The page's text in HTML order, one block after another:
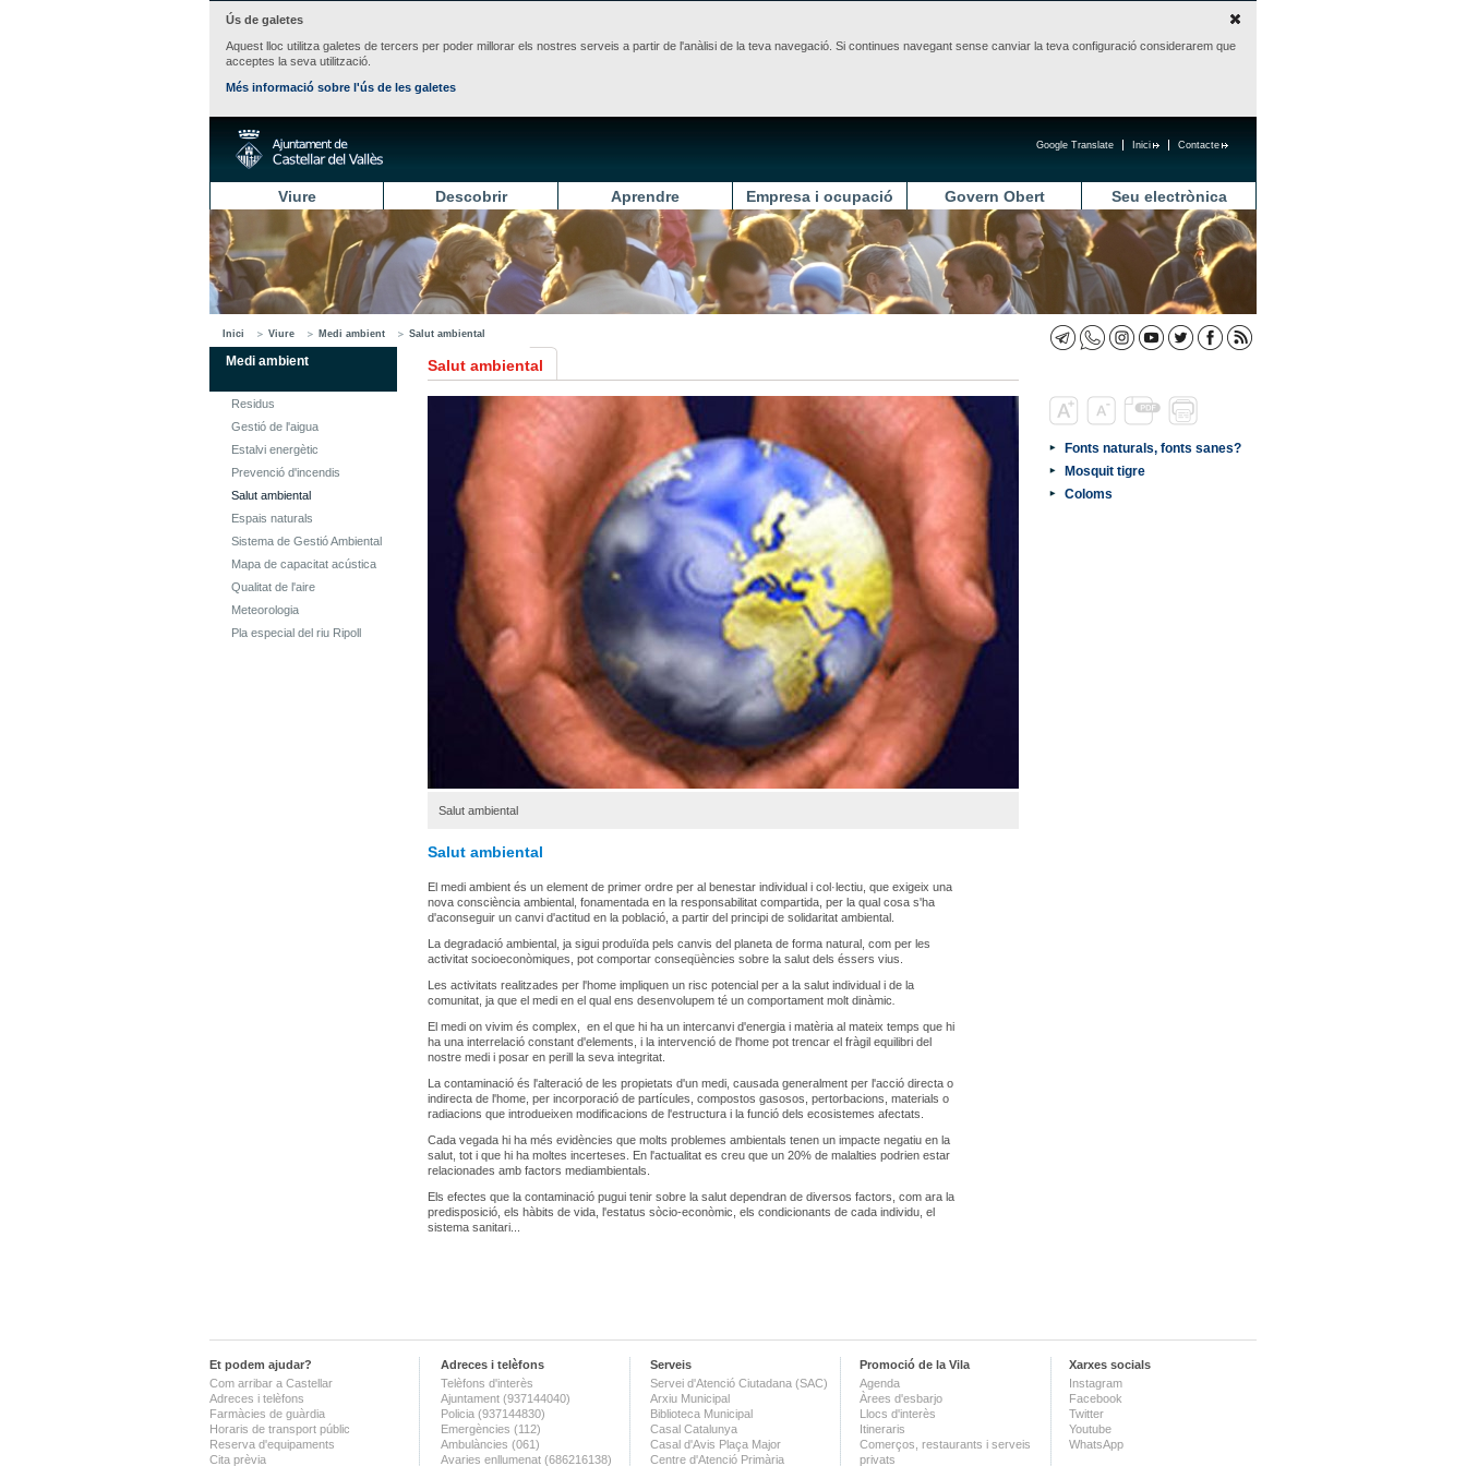
Ús de galetes
Aquest lloc utilitza galetes de tercers per poder millorar els nostres serveis a partir de l'anàlisi de la teva navegació. Si continues navegant sense canviar la teva configuració considerarem que
acceptes la seva utilització.
Més informació sobre l'ús de les galetes
Contacte
Inici
Google Translate
Viure Descobrir Aprendre Empresa i ocupació Govern Obert Seu electrònica
Inici Viure Medi ambient Salut ambiental
Medi ambient
Residus
Gestió de l'aigua
Estalvi energètic
Prevenció d'incendis
Salut ambiental
Espais naturals
Sistema de Gestió Ambiental
Mapa de capacitat acústica
Qualitat de l'aire
Meteorologia
Pla especial del riu Ripoll
Salut ambiental
Salut ambiental
Salut ambiental
El medi ambient és un element de primer ordre per al benestar individual i col·lectiu, que exigeix una
nova consciència ambiental, fonamentada en la responsabilitat compartida, per la qual cosa s'ha
d'aconseguir un canvi d'actitud en la població, a partir del principi de solidaritat ambiental.
La degradació ambiental, ja sigui produïda pels canvis del planeta de forma natural, com per les
activitat socioeconòmiques, pot comportar conseqüències sobre la salut dels éssers vius.
Les activitats realitzades per l'home impliquen un risc potencial per a la salut individual i de la
comunitat, ja que el medi en el qual ens desenvolupem té un comportament molt dinàmic
El medi on vivim és complex, en el que hi ha un intercanvi d'energia i matèria al mateix temps que hi
ha una interrelació constant d'elements, i la intervenció de l'home pot trencar el fràgil equilibri del
nostre medi i posar en perill la seva integritat.
La contaminació és l'alteració de les propietats d'un medi, causada generalment per l'acció directa o
indirecta de l'home, per incorporació de partícules, compostos gasosos, pertorbacions, materials o
radiacions que introdueixen modificacions de l'estructura i la funció dels ecosistemes afectats.
Cada vegada hi ha més evidències que molts problemes ambientals tenen un impacte negatiu en la
salut, tot i que hi ha moltes incerteses. En l'actualitat es creu que un 20% de malalties podrien estar
relacionades amb factors mediambientals.
Els efectes que la contaminació pugui tenir sobre la salut dependran de diversos factors, com ara la
predisposició, els hàbits de vida, l'estatus sòcio-econòmic, els condicionants de cada individu, el
sistema sanitari...
Fonts naturals, fonts sanes?
Mosquit tigre
Coloms
Et podem ajudar?
Com arribar a Castellar
Adreces i telèfons
Farmàcies de guàrdia
Horaris de transport públic
Reserva d'equipaments
Cita prèvia
Adreces i telèfons
Telèfons d'interès
Ajuntament (937144040)
Policia (937144830)
Emergències (112)
Ambulàncies (061)
Avaries enllumenat (686216138)
Serveis
Servei d'Atenció Ciutadana (SAC)
Arxiu Municipal
Biblioteca Municipal
Casal Catalunya
Casal d'Avis Plaça Major
Centre d'Atenció Primària
Promoció de la Vila
Agenda
Àrees d'esbarjo
Llocs d'interès
Itineraris
Comerços, restaurants i serveis
privats
Xarxes socials
Instagram
Facebook
Twitter
Youtube
WhatsApp